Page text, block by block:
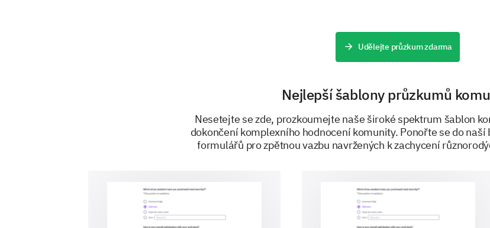
Do you have any specific
the overall quality of our community
PODPOŘENO
Udělejte průzkum zdarma
Nejlepší šablony průzkumů
Nesetejte se zde, prozkoumejte naše široké spektrum šablon
dokončení komplexního hodnocení komunity. Ponořte se do
formulářů pro zpětnou vazbu navržených k zachycení